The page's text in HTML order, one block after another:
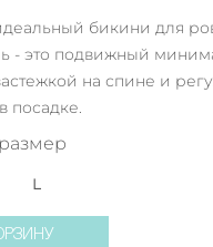
бикини для
- это подвижный
на спине и
посадке.
L